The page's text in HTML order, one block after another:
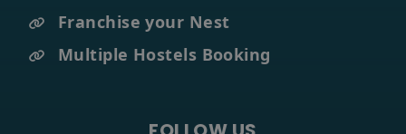
Franchise your Nest
Multiple Hostels Booking